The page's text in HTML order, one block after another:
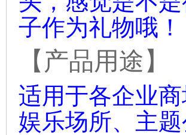
子作为礼物哦！
【产品用途】
适用于各企业
娱乐场所、主